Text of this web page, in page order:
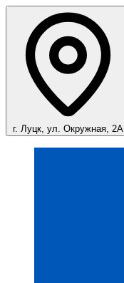
г. Луцк, ул. Окружная, 2А